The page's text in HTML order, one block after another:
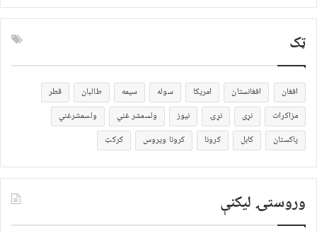
ټک
افغان افغانستان امریکا سوله سیمه طالبان
قطر
مزاکرات
نړی نړۍ نیوز ولسمشر غني
ولسمشرغني
پاکستان
کابل کرونا کرونا ویروس کرکټ
وروستۍ ليکنې